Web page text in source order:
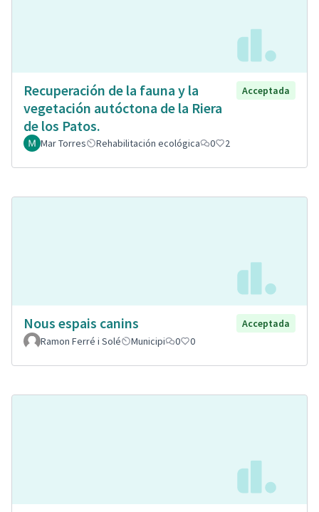
Recuperación de la fauna y la
vegetación autóctona de la Riera
de los Patos.
Acceptada
Mar Torres Rehabilitación ecológica 0 2
Nous espais canins
Acceptada
Ramon Ferré i Solé
Municipi 0 0